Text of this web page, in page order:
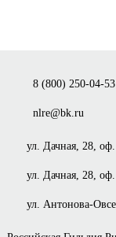
8 (800) 250-04-53
nlre@bk.ru
ул. Дачная, 28,
ул. Дачная, 28,
ул. Антонова-